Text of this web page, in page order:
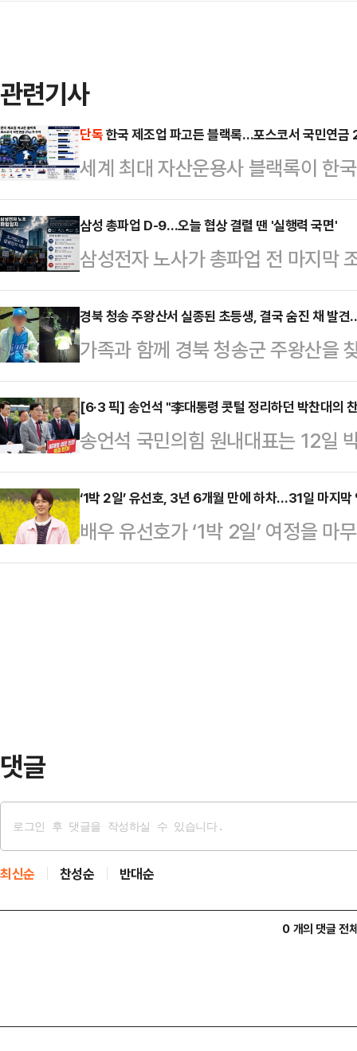
관련기사
단독한국 제조업 파고든 블랙록…포스코서 국민연금
세계 최대 자산운용사 블랙록이 한
업에 대한 투자 보폭을 넓히며 존재
로 자리해온 포스코홀딩스에서도
준까지 좁혀지면서 글로벌 자금의
본지가 금융감독원 전자공시시스
(BlackRock Fund Advisors)와 국
분석한 결과, 포스코홀딩스에서
차가 2.06%포…
삼성 총파업 D-9…오늘 협상 결렬 땐 '실행력 국면'
삼성전자 노사가 총파업 전 마지막
운 마라톤 협상에도 핵심 쟁점에서
실제 파업 참여율과 법원 판단, 노
변수로 떠오르고 있다는 분석이 나
이날 오전 정부세종청사 중앙노동
다. 전날 열린 1차 회의는 오전 10
이어졌지만 최종 합의에는 이르지
부분은 성과급…
경북 청송 주왕산서 실종된 초등생, 결국 숨진 채 발
가족과 함께 경북 청송군 주왕산을
발견됐다.12일 경찰 등에 따르면
쯤 주봉 하단부에서 지난 10일 실
견했다.당국은 이날 오전 경찰·소
구조견 16마리 등을 대거 투입해
이어지는 등산로 약 2.3㎞ 구간을
사흘째 수색 작업을 진행했다.실종
착…
[6·3 픽] 송언석 "李대통령 콧털 정리하던 박찬대의
송언석 국민의힘 원내대표는 12일
의 '대장동 모델' 언급에 대해 "이재
통령 찬양이 눈물겹다"고 비꼬았다
가 인천의 현안 해결 방법으로 '창
이재명 대통령의 대장동 개발 사업
‘1박 2일’ 유선호, 3년 6개월 만에 하차…31일 마지막
배우 유선호가 ‘1박 2일’ 여정을
일 시즌4’ 측은 12일 “3년 반이라
댓글
최신순 찬성순 반대순
0 개의 댓글 전